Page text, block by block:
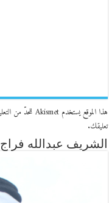
هذا الموقع يستخدم Akismet للحدّ من التعليقات المزعجة والغير مرغوبة.
تعليقك.
الشريف عبدالله فراج